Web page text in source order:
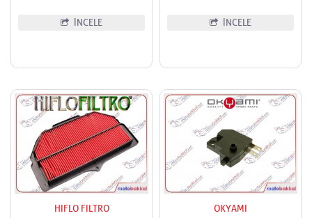
İNCELE İNCELE
HIFLO FILTRO OKYAMI